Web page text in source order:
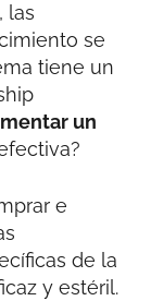
las
se
tiene un
un
e
de la
y estéril.